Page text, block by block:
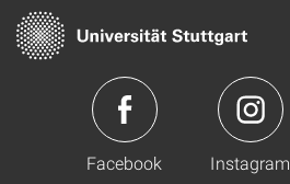
Facebook Instagram